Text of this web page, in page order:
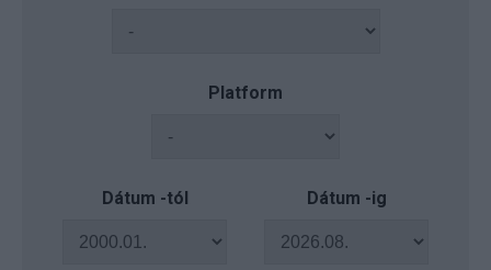
Platform
Dátum -tól Dátum -ig